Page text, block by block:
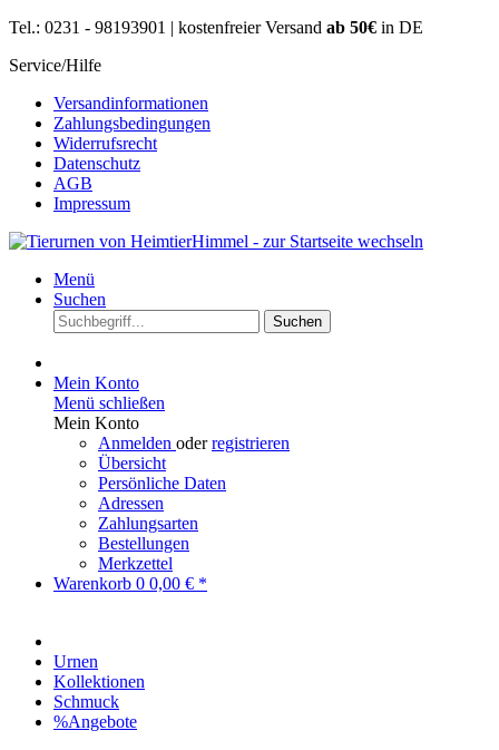
Tel.: 0231 - 98193901 | kostenfreier Versand ab 50€ in DE
Service/Hilfe
Versandinformationen
Zahlungsbedingungen
Widerrufsrecht
Datenschutz
AGB
Impressum
Menü
Suchen
Suchen
Mein Konto
Menü schließen
Mein Konto
Anmelden oderregistrieren
Übersicht
Persönliche Daten
Adressen
Zahlungsarten
Bestellungen
Merkzettel
Warenkorb 0 0,00 € *
Urnen
Kollektionen
Schmuck
%Angebote